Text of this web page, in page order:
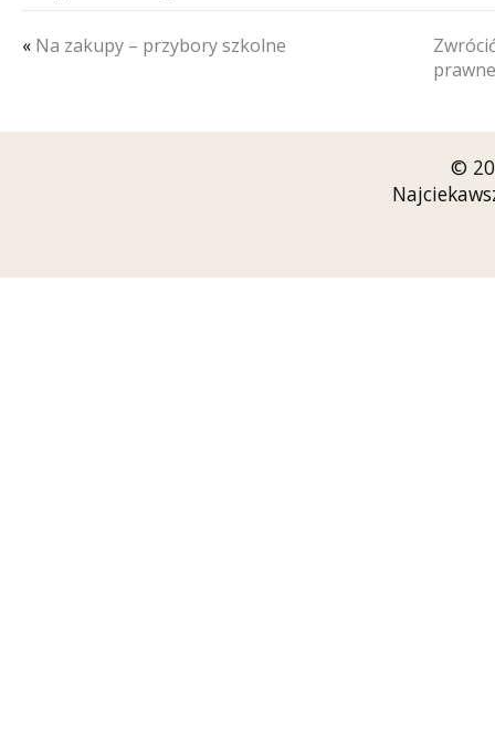
« Na zakupy – przybory szkolne
prawne
©